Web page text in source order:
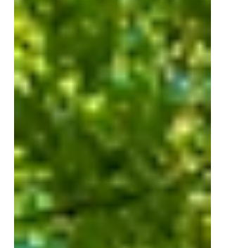
てくださったことに心から感謝しています。 美
容師をしていると、お客様と一緒に歳を重ねて
いるのだと感じることがあります。 寂しさもあ
りますが、それ以上に、長い年月を共に過ごさ
せていただけることのありがたさを感じていま
す。 これからも、お一人おひとりに寄り添いな
がら、 髪を通してその方らしい毎日のお手伝い
ができたらと思います。